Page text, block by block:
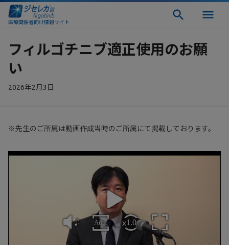
医療関係者向け情報サイト
フィルゴチニブ適正使用のお願
い
2026年2月3日
※先生のご所属は動画作成当時のご所属にて掲載しております。